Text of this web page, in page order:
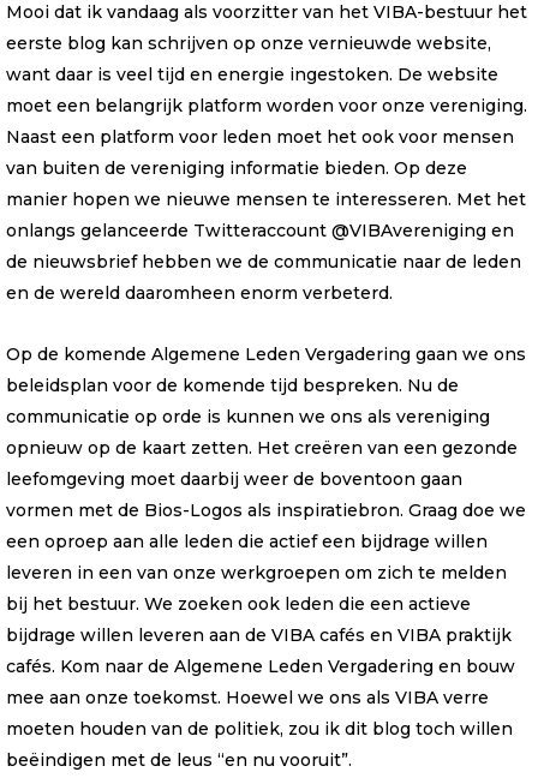
Mooi dat ik vandaag als voorzitter van het VIBA-bestuur het
eerste blog kan schrijven op onze vernieuwde website,
want daar is veel tijd en energie ingestoken. De website
moet een belangrijk platform worden voor onze vereniging.
Naast een platform voor leden moet het ook voor mensen
van buiten de vereniging informatie bieden. Op deze
manier hopen we nieuwe mensen te interesseren. Met het
onlangs gelanceerde Twitteraccount @VIBAvereniging en
de nieuwsbrief hebben we de communicatie naar de leden
en de wereld daaromheen enorm verbeterd.
Op de komende Algemene Leden Vergadering gaan we ons
beleidsplan voor de komende tijd bespreken. Nu de
communicatie op orde is kunnen we ons als vereniging
opnieuw op de kaart zetten. Het creëren van een gezonde
leefomgeving moet daarbij weer de boventoon gaan
vormen met de Bios-Logos als inspiratiebron. Graag doe we
een oproep aan alle leden die actief een bijdrage willen
leveren in een van onze werkgroepen om zich te melden
bij het bestuur. We zoeken ook leden die een actieve
bijdrage willen leveren aan de VIBA cafés en VIBA praktijk
cafés. Kom naar de Algemene Leden Vergadering en bouw
mee aan onze toekomst. Hoewel we ons als VIBA verre
moeten houden van de politiek, zou ik dit blog toch willen
beëindigen met de leus “en nu vooruit”.